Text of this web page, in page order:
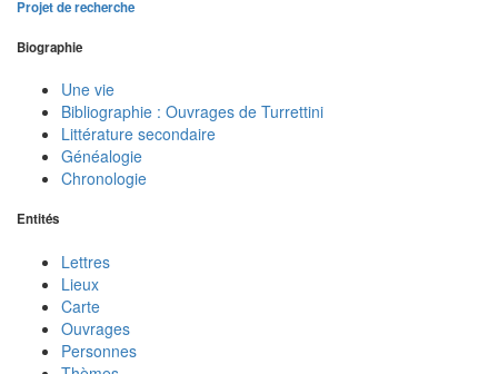
Projet de recherche
Biographie
Une vie
Bibliographie : Ouvrages de Turrettini
Littérature secondaire
Généalogie
Chronologie
Entités
Lettres
Lieux
Carte
Ouvrages
Personnes